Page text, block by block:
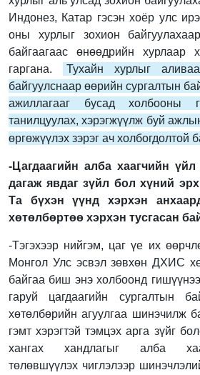
Индонез, Катар гэсэн хоёр улс
оны хурлыг зохион
байгаагаас өнөөдрийн хурлаар
гаргана.
Тухайн хурлыг
байгуулснаар өөрийн сургалтын
ажиллагааг бусад холбооны
танилцуулах, хэрэгжүүлж буй
өргөжүүлэх зэрэг ач холбогдолтой
-Цагдаагийн алба хаагчийн үйл
дагаж явдаг зүйл бол хүний
Та бүхэн үүнд хэрхэн
хөтөлбөртөө хэрхэн тусгасан
-Тэгэхээр нийгэм, цаг үе их
Монгол Улс эсвэл зөвхөн ДХИС
байгаа биш энэ холбоонд
гаруй цагдаагийн сургалтын
хөтөлбөрийн агуулгаа шинэчилж
гэмт хэрэгтэй тэмцэх арга зүйг
хангах хандлагыг алба
төлөвшүүлэх чиглэлээр